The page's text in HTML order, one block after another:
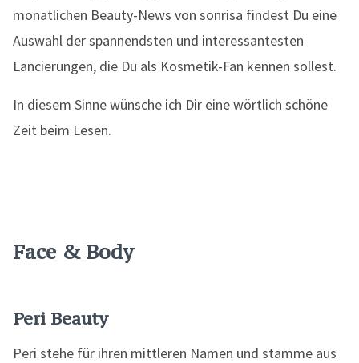
monatlichen Beauty-News von sonrisa findest Du eine
Auswahl der spannendsten und interessantesten
Lancierungen, die Du als Kosmetik-Fan kennen sollest.
In diesem Sinne wünsche ich Dir eine wörtlich schöne
Zeit beim Lesen.
Face & Body
Peri Beauty
Peri stehe für ihren mittleren Namen und stamme aus